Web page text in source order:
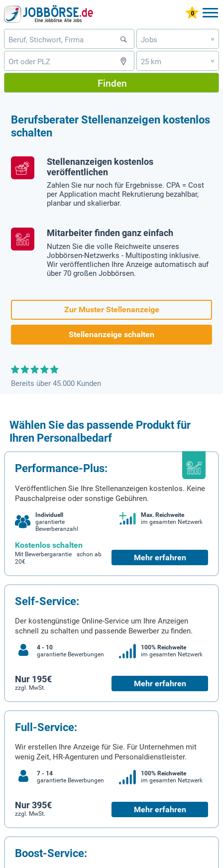
Jobs »
25 km »
Finden
Berufsberater Stellenanzeigen kostenlos
schalten
Stellenanzeigen kostenlos
veröffentlichen
Zahlen Sie nur noch für Ergebnisse. CPA = Cost
per Application macht Rekrutierung bezahlbar,
planbar und skalierbar.
Mitarbeiter finden ganz einfach
Nutzen Sie die volle Reichweite unseres
Jobbörsen-Netzwerks - Multiposting inklusive.
Wir veröffentlichen Ihre Anzeige automatisch auf
über 70 großen Jobbörsen.
Zur Muster Stellenanzeige
Stellenanzeige schalten
Bereits über 45.000 Kunden
Wählen Sie das passende Produkt für
Ihren Personalbedarf
Performance-Plus:
Veröffentlichen Sie Ihre Stellenanzeigen kostenlos. Keine
Pauschalpreise oder sonstige Gebühren.
Individuell
garantierte
Bewerberanzahl
Max. Reichweite
im gesamten Netzwerk
Kostenlos schalten
Mit Bewerbergarantie schon ab
20€
Mehr erfahren
Self-Service:
Der kostengünstige Online-Service um Ihre Anzeigen
schnell zu schalten und passende Bewerber zu finden.
4 - 10
garantierte Bewerbungen
100% Reichweite
im gesamten Netzwerk
Nur 195€
zzgl. MwSt. Mehr erfahren
Full-Service:
Wir erstellen Ihre Anzeige für Sie. Für Unternehmen mit
wenig Zeit, HR-Agenturen und Personaldienstleister.
7 - 14
garantierte Bewerbungen
100% Reichweite
im gesamten Netzwerk
Nur 395€
zzgl. MwSt. Mehr erfahren
Boost-Service: